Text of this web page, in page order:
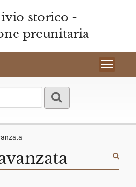
storico -
preunitaria